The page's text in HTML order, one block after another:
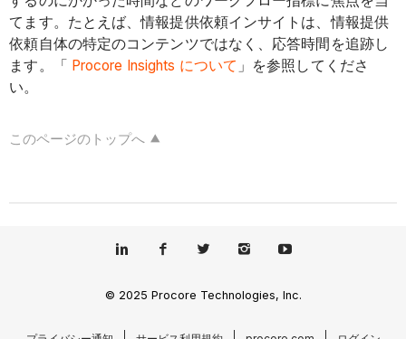
てます。たとえば、情報提供依頼インサイトは、情報提供
依頼自体の特定のコンテンツではなく、応答時間を追跡し
ます。「
Procore Insights について 」を参照してくださ
い。
このページのトップへ
© 2025 Procore Technologies, Inc.